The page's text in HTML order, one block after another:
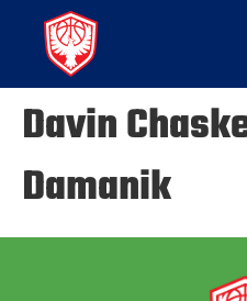
Davin
Damanik